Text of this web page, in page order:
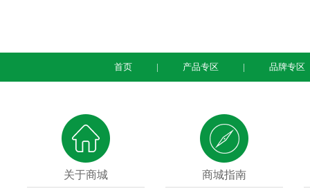
首页 产品专区 品牌专区
关于商城 商城指南